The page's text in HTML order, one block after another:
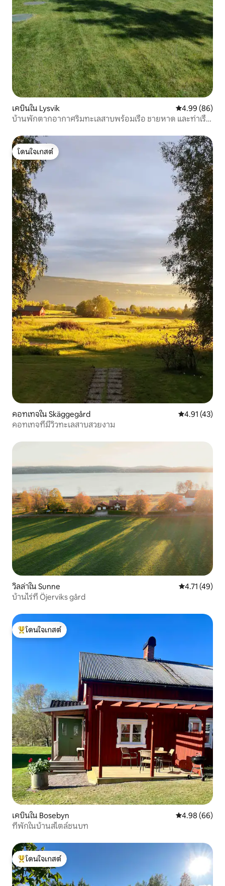
เคบินใน Lysvik คะแนนเฉลี่ย
4.99 (86)
บ้านพักตากอากาศริมทะเลสาบพร้อมเรือ ชายหาด และท่าเรือ
โดนใจเกสต์
โดนใจเกสต์
คอทเทจใน Skäggegård คะแนนเฉลี่ย
4.91 (43)
คอทเทจที่มีวิวทะเลสาบสวยงาม
วิลล่าใน Sunne คะแนนเฉลี่ย
4.71 (49)
บ้านไร่ที่ Öjerviks gård
โดนใจเกสต์ที่สุด
โดนใจเกสต์
เคบินใน Bosebyn คะแนนเฉลี่ย
4.98 (66)
ที่พักในบ้านสไตล์ชนบท
โดนใจเกสต์ที่สุด
โดนใจเกสต์